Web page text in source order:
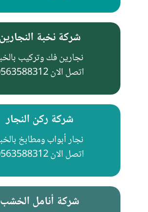
شركة نخبة النجارين
نجارين فك وتركيب
اتصل الان 0563588312
شركة ركن النجار
نجار أبواب ومطابخ
اتصل الان 0563588312
شركة أنامل الخشب